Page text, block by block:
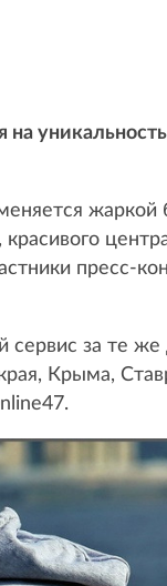
на
жаркой
пресс-
сервис за те же
Крыма,